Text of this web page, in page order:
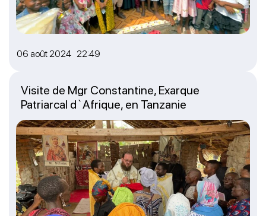
06 août 2024 22:49
Visite de Mgr Constantine, Exarque
Patriarcal d`Afrique, en Tanzanie